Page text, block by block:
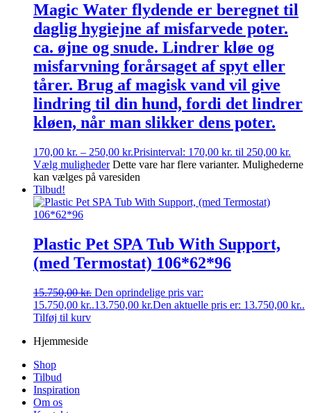
Magic Water flydende er beregnet til
daglig hygiejne af misfarvede poter.
ca. øjne og snude. Lindrer kløe og
misfarvning forårsaget af spyt eller
tårer. Brug af magisk vand vil give
lindring til din hund, fordi det lindrer
kløen, når man slikker dens poter.
170,00 kr. – 250,00 kr.Prisinterval: 170,00 kr. til 250,00 kr.
Vælg muligheder Dette vare har flere varianter. Mulighederne
kan vælges på varesiden
Tilbud!
Plastic Pet SPA Tub With Support,
(med Termostat) 106*62*96
15.750,00kr. Den oprindelige pris var:
15.750,00 kr..13.750,00 kr.Den aktuelle pris er: 13.750,00 kr..
Tilføj til kurv
Hjemmeside
Shop
Tilbud
Inspiration
Om os